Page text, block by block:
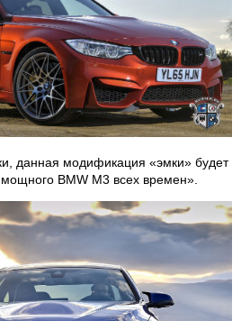
данная модификация «эмки» будет
мощного BMW M3 всех времен».